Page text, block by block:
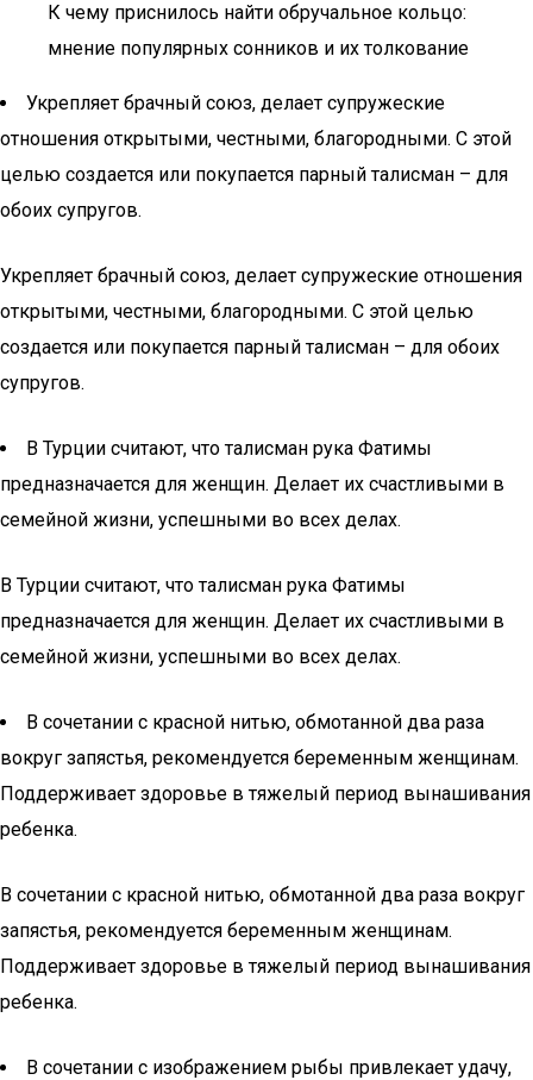
К чему приснилось найти обручальное кольцо:
мнение популярных сонников и их толкование
Укрепляет брачный союз, делает супружеские
отношения открытыми, честными, благородными. С этой
целью создается или покупается парный талисман – для
обоих супругов.
Укрепляет брачный союз, делает супружеские отношения
открытыми, честными, благородными. С этой целью
создается или покупается парный талисман – для обоих
супругов.
В Турции считают, что талисман рука Фатимы
предназначается для женщин. Делает их счастливыми в
семейной жизни, успешными во всех делах.
В Турции считают, что талисман рука Фатимы
предназначается для женщин. Делает их счастливыми в
семейной жизни, успешными во всех делах.
В сочетании с красной нитью, обмотанной два раза
вокруг запястья, рекомендуется беременным женщинам.
Поддерживает здоровье в тяжелый период вынашивания
ребенка.
В сочетании с красной нитью, обмотанной два раза вокруг
запястья, рекомендуется беременным женщинам.
Поддерживает здоровье в тяжелый период вынашивания
ребенка.
В сочетании с изображением рыбы привлекает удачу,